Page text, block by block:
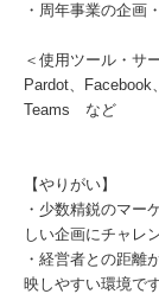
・周年事業の企画
＜使用ツール・サ
Pardot、
Teams など
【やりがい】
・少数精鋭のマー
しい企画にチャレ
・経営者との距離
映しやすい環境で